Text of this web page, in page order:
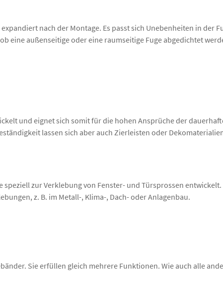
nach der Montage. Es passt sich Unebenheiten in der
eine außenseitige oder eine raumseitige Fuge abgedichtet
und eignet sich somit für die hohen Ansprüche der
lassen sich aber auch Zierleisten oder
zur Verklebung von Fenster- und Türsprossen
z. B. im Metall-, Klima-, Dach- oder Anlagenbau.
Sie erfüllen gleich mehrere Funktionen. Wie auch alle